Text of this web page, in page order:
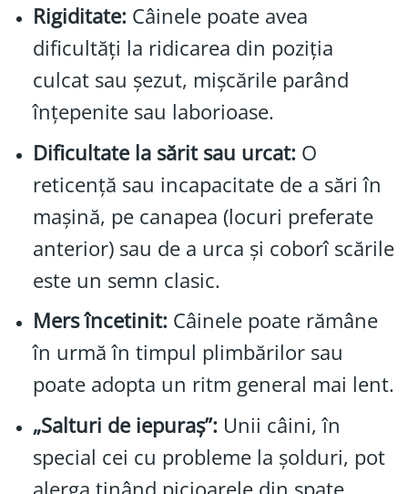
Rigiditate: Câinele poate avea
dificultăți la ridicarea din poziția
culcat sau șezut, mișcările parând
înțepenite sau laborioase.
Dificultate la sărit sau urcat: O
reticență sau incapacitate de a sări în
mașină, pe canapea (locuri preferate
anterior) sau de a urca și coborî scările
este un semn clasic.
Mers încetinit: Câinele poate rămâne
în urmă în timpul plimbărilor sau
poate adopta un ritm general mai lent.
„Salturi de iepuraș”: Unii câini, în
special cei cu probleme la șolduri, pot